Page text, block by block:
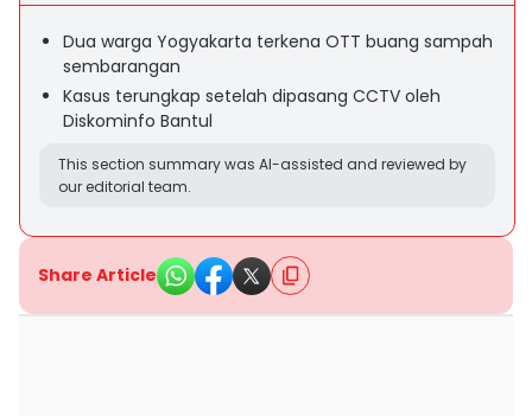
Dua warga Yogyakarta terkena OTT buang sampah
sembarangan
Kasus terungkap setelah dipasang CCTV oleh
Diskominfo Bantul
This section summary was AI-assisted and reviewed by
our editorial team.
Share Article